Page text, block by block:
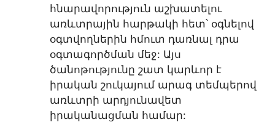
հնարավորություն աշխատելու
առևտրային հարթակի հետ՝ օգնելով
օգտվողներին հմուտ դառնալ դրա
օգտագործման մեջ: Այս
ծանոթությունը շատ կարևոր է
իրական շուկայում արագ տեմպերով
առևտրի արդյունավետ
իրականացման համար: